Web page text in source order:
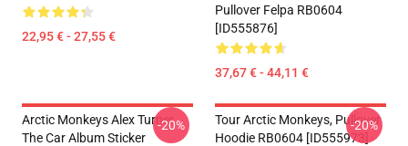
22,95 € - 27,55 €
Pullover Felpa RB0604
[ID555876]
37,67 € - 44,11 €
Arctic Monkeys Alex Turner
The Car Album Sticker
-20%
Tour Arctic Monkeys, Pullover
Hoodie RB0604 [ID555973]
-20%